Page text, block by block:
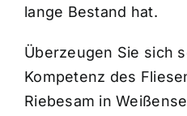
lange Bestand hat.
Überzeugen Sie sich
Kompetenz des
Riebesam in